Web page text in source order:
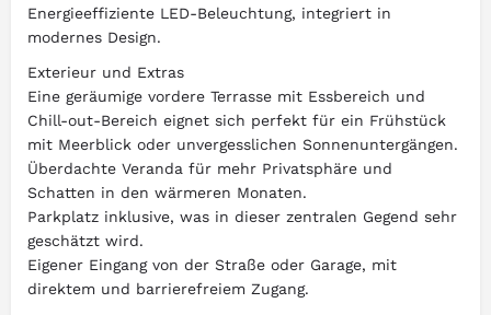
Energieeffiziente LED-Beleuchtung, integriert in
modernes Design.
Exterieur und Extras
Eine geräumige vordere Terrasse mit Essbereich und
Chill-out-Bereich eignet sich perfekt für ein Frühstück
mit Meerblick oder unvergesslichen Sonnenuntergängen.
Überdachte Veranda für mehr Privatsphäre und
Schatten in den wärmeren Monaten.
Parkplatz inklusive, was in dieser zentralen Gegend sehr
geschätzt wird.
Eigener Eingang von der Straße oder Garage, mit
direktem und barrierefreiem Zugang.